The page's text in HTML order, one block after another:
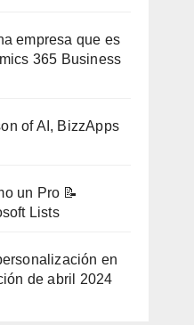
empresa que es
365 Business
of AI, BizzApps
un Pro 📝
Lists
en
de abril 2024